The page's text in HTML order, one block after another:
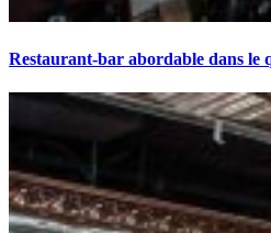
Restaurant-bar abordable dans